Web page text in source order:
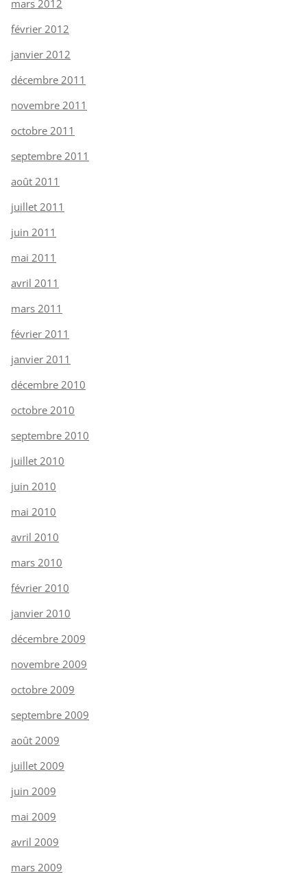
mars 2012
février 2012
janvier 2012
décembre 2011
novembre 2011
octobre 2011
septembre 2011
août 2011
juillet 2011
juin 2011
mai 2011
avril 2011
mars 2011
février 2011
janvier 2011
décembre 2010
octobre 2010
septembre 2010
juillet 2010
juin 2010
mai 2010
avril 2010
mars 2010
février 2010
janvier 2010
décembre 2009
novembre 2009
octobre 2009
septembre 2009
août 2009
juillet 2009
juin 2009
mai 2009
avril 2009
mars 2009